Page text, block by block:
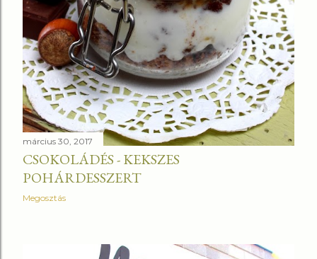
március 30, 2017
CSOKOLÁDÉS - KEKSZES
POHÁRDESSZERT
Megosztás